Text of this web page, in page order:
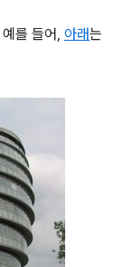
를 들어, 아래는